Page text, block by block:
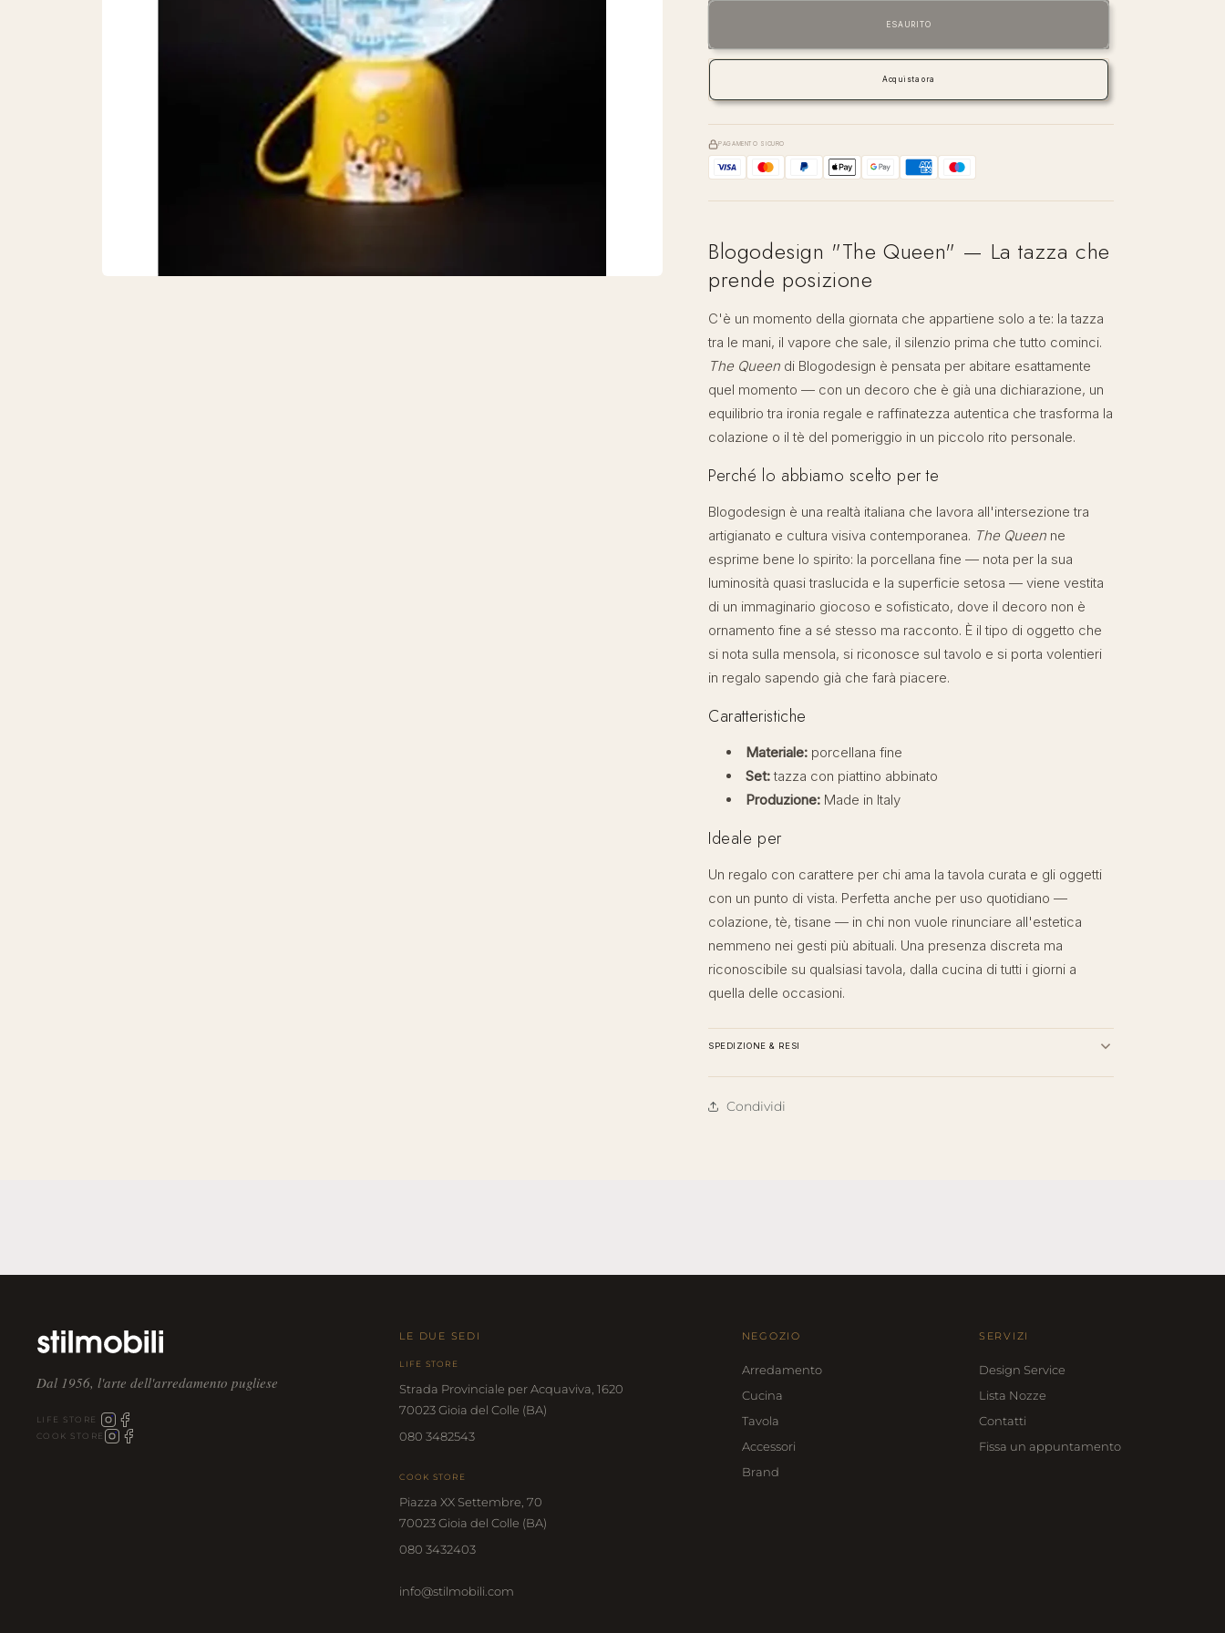
The
|
Piattino
Made
Blogodesign
The
|
Piattino
Made
ESAURITO
Acquista ora
PAGAMENTO SICURO
Blogodesign "The Queen" — La tazza che
prende posizione
C'è un momento della giornata che appartiene solo a te: la tazza
tra le mani, il vapore che sale, il silenzio prima che tutto cominci.
The Queen di Blogodesign è pensata per abitare esattamente
quel momento — con un decoro che è già una dichiarazione, un
equilibrio tra ironia regale e raffinatezza autentica che trasforma la
colazione o il tè del pomeriggio in un piccolo rito personale.
Perché lo abbiamo scelto per te
Blogodesign è una realtà italiana che lavora all'intersezione tra
artigianato e cultura visiva contemporanea. The Queen ne
esprime bene lo spirito: la porcellana fine — nota per la sua
luminosità quasi traslucida e la superficie setosa — viene vestita
di un immaginario giocoso e sofisticato, dove il decoro non è
ornamento fine a sé stesso ma racconto. È il tipo di oggetto che
si nota sulla mensola, si riconosce sul tavolo e si porta volentieri
in regalo sapendo già che farà piacere.
Caratteristiche
Materiale: porcellana fine
Set:tazza con piattino abbinato
Produzione: Made in Italy
Ideale per
Un regalo con carattere per chi ama la tavola curata e gli oggetti
con un punto di vista. Perfetta anche per uso quotidiano —
colazione, tè, tisane — in chi non vuole rinunciare all'estetica
nemmeno nei gesti più abituali. Una presenza discreta ma
riconoscibile su qualsiasi tavola, dalla cucina di tutti i giorni a
quella delle occasioni.
SPEDIZIONE & RESI
Condividi
Dal 1956, l'arte dell'arredamento pugliese
LIFE STORE
COOK STORE
LE DUE SEDI
LIFE STORE
Strada Provinciale per Acquaviva, 1620
70023 Gioia del Colle (BA)
080 3482543
COOK STORE
Piazza XX Settembre, 70
70023 Gioia del Colle (BA)
080 3432403
info@stilmobili.com
NEGOZIO
Arredamento
Cucina
Tavola
Accessori
Brand
SERVIZI
Design Service
Lista Nozze
Contatti
Fissa un appuntamento